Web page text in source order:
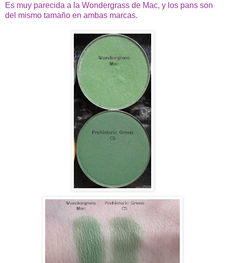
Es muy parecida a la Wondergrass de Mac, y los pans son
del mismo tamaño en ambas marcas.